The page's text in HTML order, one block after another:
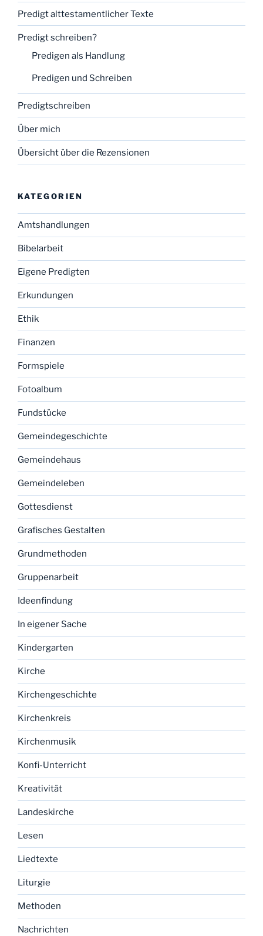
Predigt alttestamentlicher Texte
Predigt schreiben?
Predigen als Handlung
Predigen und Schreiben
Predigtschreiben
Über mich
Übersicht über die Rezensionen
KATEGORIEN
Amtshandlungen
Bibelarbeit
Eigene Predigten
Erkundungen
Ethik
Finanzen
Formspiele
Fotoalbum
Fundstücke
Gemeindegeschichte
Gemeindehaus
Gemeindeleben
Gottesdienst
Grafisches Gestalten
Grundmethoden
Gruppenarbeit
Ideenfindung
In eigener Sache
Kindergarten
Kirche
Kirchengeschichte
Kirchenkreis
Kirchenmusik
Konfi-Unterricht
Kreativität
Landeskirche
Lesen
Liedtexte
Liturgie
Methoden
Nachrichten